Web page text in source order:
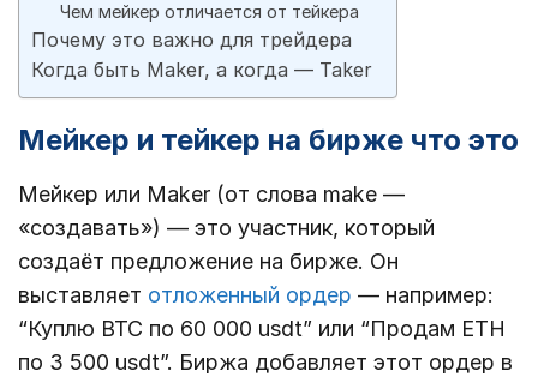
Чем мейкер отличается от тейкера
Почему это важно для трейдера
Когда быть Maker, а когда — Taker
Мейкер и тейкер на бирже что это
Мейкер или Maker (от слова make —
«создавать») — это участник, который
создаёт предложение на бирже. Он
выставляет отложенный ордер — например:
“Куплю BTC по 60 000 usdt” или “Продам ETH
по 3 500 usdt”. Биржа добавляет этот ордер в